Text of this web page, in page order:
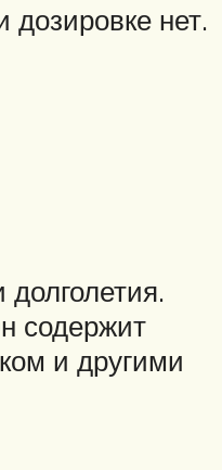
нет.
содержит
и другими